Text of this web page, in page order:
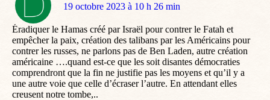
dit
19 octobre 2023 à 10 h 26 min
Éradiquer le Hamas créé par Israël pour contrer le Fatah et
empêcher la paix, création des talibans par les Américains pour
contrer les russes, ne parlons pas de Ben Laden, autre création
américaine ….quand est-ce que les soit disantes démocraties
comprendront que la fin ne justifie pas les moyens et qu’il y a
une autre voie que celle d’écraser l’autre. En attendant elles
creusent notre tombe,..